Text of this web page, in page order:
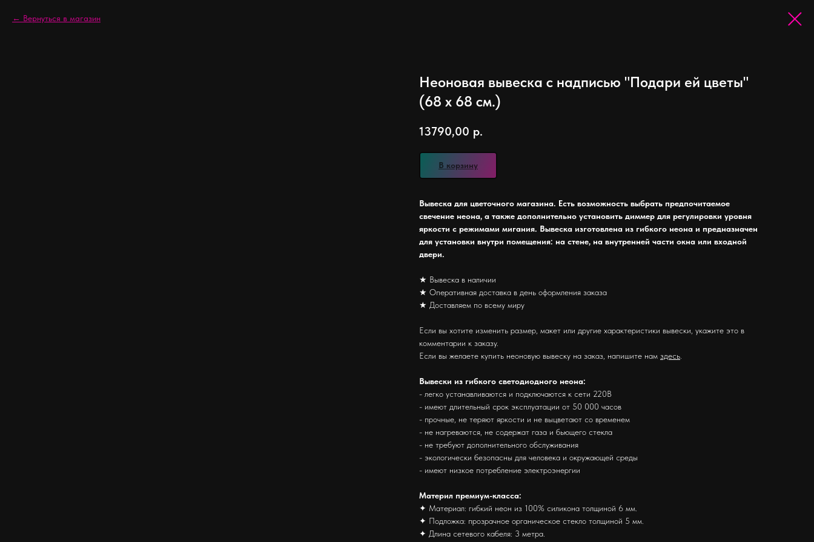
Вернуться в магазин
Неоновая вывеска с надписью "Подари ей цветы"
(68 х 68 см.)
13790,00 р.
В корзину
Вывеска для цветочного магазина. Есть возможность выбрать предпочитаемое
свечение неона, а также дополнительно установить диммер для регулировки уровня
яркости с режимами мигания. Вывеска изготовлена из гибкого неона и предназначен
для установки внутри помещения: на стене, на внутренней части окна или входной
двери.
★ Вывеска в наличии
★ Оперативная доставка в день оформления заказа
★ Доставляем по всему миру
Если вы хотите изменить размер, макет или другие характеристики вывески, укажите это в
комментарии к заказу.
Если вы желаете купить неоновую вывеску на заказ, напишите нам здесь
Вывески из гибкого светодиодного неона:
- легко устанавливаются и подключаются к сети 220В
- имеют длительный срок эксплуатации от 50 000 часов
- прочные, не теряют яркости и не выцветают со временем
- не нагреваются, не содержат газа и бьющего стекла
- не требуют дополнительного обслуживания
- экологически безопасны для человека и окружающей среды
- имеют низкое потребление электроэнергии
Материл премиум-класса:
✦ Материал: гибкий неон из 100% силикона толщиной 6 мм.
✦ Подложка: прозрачное органическое стекло толщиной 5 мм.
✦ Длина сетевого кабеля: 3 метра.